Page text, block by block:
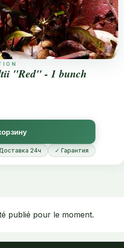
"Red" - 1 bunch
24ч ✓ Гарантия
publié pour le moment.